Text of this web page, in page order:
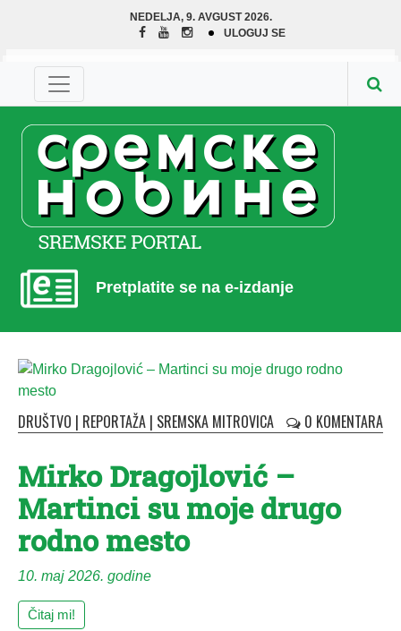
NEDELJA, 9. AVGUST 2026.
ULOGUJ SE
Pretplatite se na e-izdanje
DRUŠTVO | REPORTAŽA | SREMSKA MITROVICA 0 KOMENTARA
Mirko Dragojlović –
Martinci su moje drugo
rodno mesto
10. maj 2026. godine
Čitaj mi!